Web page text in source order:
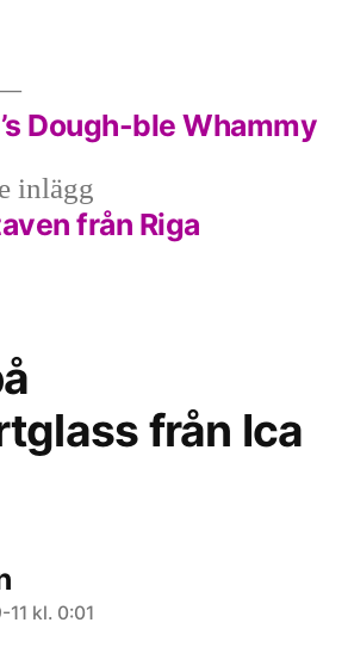
inlägg
inlägg:
från Riga
Nästa
inlägg:
Dough-ble Whammy
från Ica
kl. 0:01